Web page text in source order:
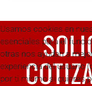
Usamos cookies en
esenciales para el
otras nos ayudan a
experiencia del usuario
por ti mismo si quieres